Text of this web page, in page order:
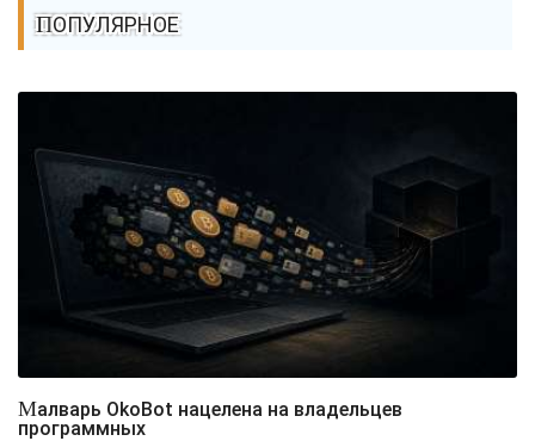
ПОПУЛЯРНОЕ
Малварь OkoBot нацелена на владельцев
программных